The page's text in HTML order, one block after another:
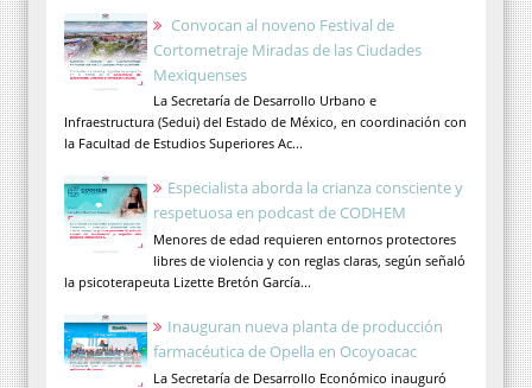
Convocan al noveno Festival de
Cortometraje Miradas de las Ciudades
Mexiquenses
La Secretaría de Desarrollo Urbano e
Infraestructura (Sedui) del Estado de México, en coordinación con
la Facultad de Estudios Superiores Ac...
Especialista aborda la crianza consciente y
respetuosa en podcast de CODHEM
Menores de edad requieren entornos protectores
libres de violencia y con reglas claras, según señaló
la psicoterapeuta Lizette Bretón García...
Inauguran nueva planta de producción
farmacéutica de Opella en Ocoyoacac
La Secretaría de Desarrollo Económico inauguró